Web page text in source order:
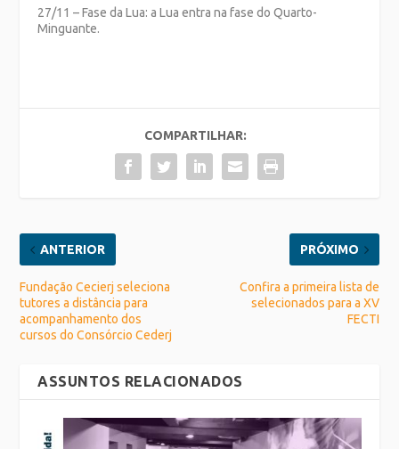
27/11 – Fase da Lua: a Lua entra na fase do Quarto-
Minguante.
COMPARTILHAR:
ANTERIOR
Fundação Cecierj seleciona
tutores a distância para
acompanhamento dos
cursos do Consórcio Cederj
PRÓXIMO
Confira a primeira lista de
selecionados para a XV
FECTI
ASSUNTOS RELACIONADOS